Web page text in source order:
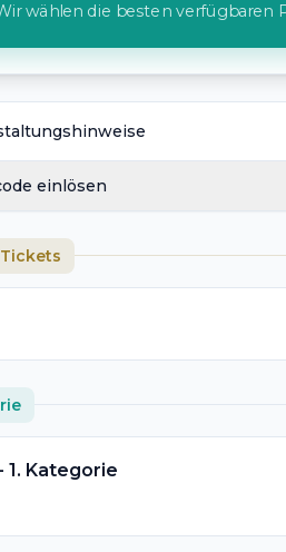
wählen die besten verfügbaren
einlösen
1. Kategorie